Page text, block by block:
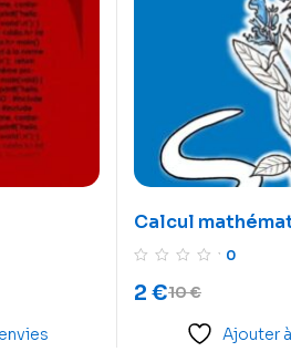
Calcul
0
10€
2 €
Ajouter